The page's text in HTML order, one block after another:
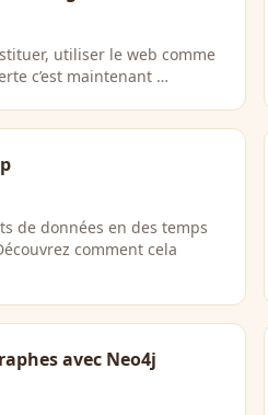
utiliser le web comme
c’est maintenant …
de données en des temps
comment cela
avec Neo4j